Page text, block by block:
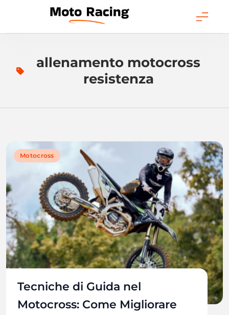
Moto Racing
allenamento motocross
resistenza
Motocross
Tecniche di Guida nel
Motocross: Come Migliorare